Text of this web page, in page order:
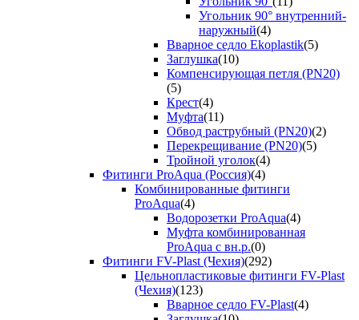
Угольник 90° внутренний-
наружный(4)
Вварное седло Ekoplastik(5)
Заглушка(10)
Компенсирующая петля (PN20)
(5)
Крест(4)
Муфта(11)
Обвод раструбный (PN20)(2)
Перекрещивание (PN20)(5)
Тройной уголок(4)
Фитинги ProAqua (Россия)(4)
Комбинированные фитинги
ProAqua(4)
Водорозетки ProAqua(4)
Муфта комбинированная
ProAqua с вн.р.(0)
Фитинги FV-Plast (Чехия)(292)
Цельнопластиковые фитинги FV-Plast
(Чехия)(123)
Вварное седло FV-Plast(4)